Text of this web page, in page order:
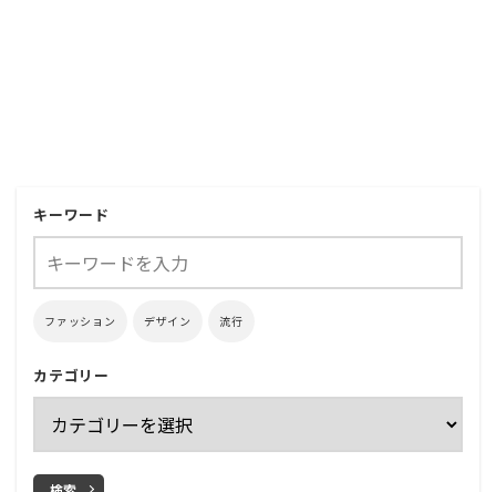
キーワード
ファッション デザイン 流行
カテゴリー